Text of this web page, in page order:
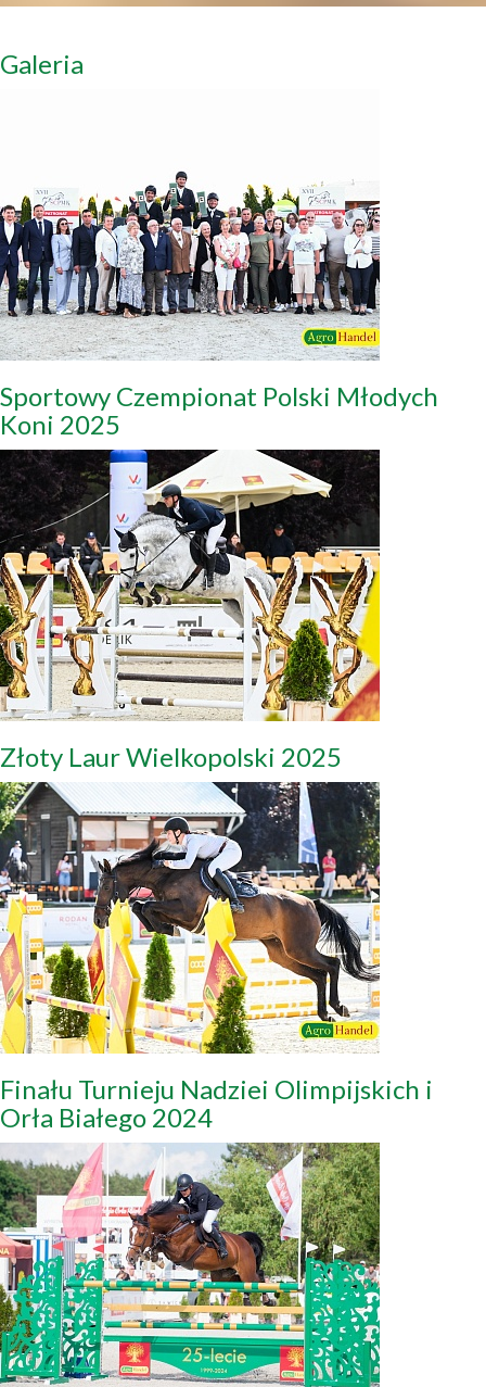
Galeria
Sportowy Czempionat Polski Młodych
Koni 2025
Złoty Laur Wielkopolski 2025
Finału Turnieju Nadziei Olimpijskich i
Orła Białego 2024